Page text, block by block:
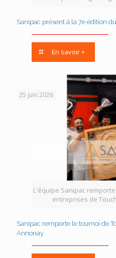
Sanipac présent à la 7e édition
En savoir +
L'équipe Sanipac
entreprises de
25 juin 2026
Sanipac remporte le tournoi de
Annonay